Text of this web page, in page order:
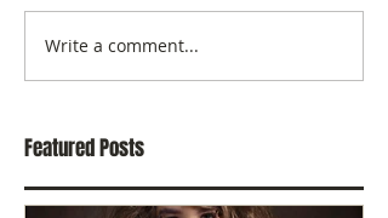
Write a comment...
Featured Posts